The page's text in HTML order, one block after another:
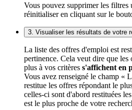
Vous pouvez supprimer les filtres
réinitialiser en cliquant sur le
3. Visualiser les résultats de votre
La liste des offres d'emploi est
pertinence. Cela veut dire que
plus à vos critères s'affichent en
Vous avez renseigné le champ «
restitue les offres répondant le
celles-ci sont d'abord restituées
est le plus proche de votre